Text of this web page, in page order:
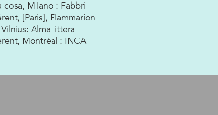
cosa, Milano : Fabbri
[Paris], Flammarion
Alma littera
Montréal : INCA